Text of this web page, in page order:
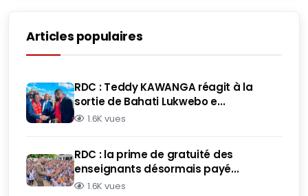
Articles populaires
RDC : Teddy KAWANGA réagit à la
sortie de Bahati Lukwebo e...
1.6K vues
RDC : la prime de gratuité des
enseignants désormais payé...
1.6K vues